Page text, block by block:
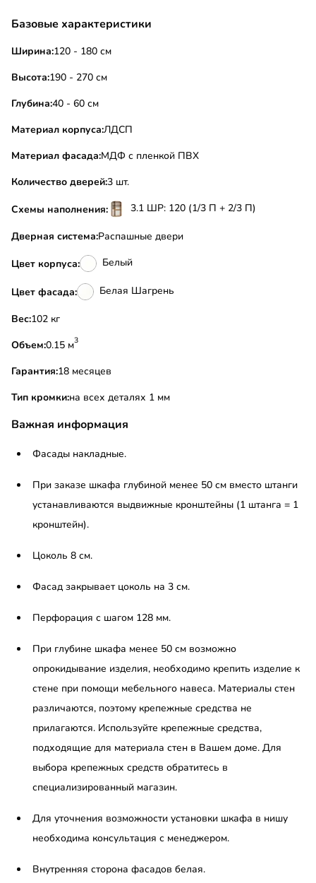
Базовые характеристики
Ширина:120 - 180 см
Высота:190 - 270 см
Глубина:40 - 60 см
Материал корпуса:ЛДСП
Материал фасада:МДФ с пленкой ПВХ
Количество дверей:3 шт.
Схемы наполнения: 3.1 ШР: 120 (1/3 П + 2/3 П)
Дверная система:Распашные двери
Цвет корпуса: Белый
Цвет фасада: Белая Шагрень
Вес:
102 кг
Объем:
0.15 м3
Гарантия:18 месяцев
Тип кромки:на всех деталях 1 мм
Важная информация
Фасады накладные.
При заказе шкафа глубиной менее 50 см вместо штанги
устанавливаются выдвижные кронштейны (1 штанга = 1
кронштейн).
Цоколь 8 см.
Фасад закрывает цоколь на 3 см.
Перфорация с шагом 128 мм.
При глубине шкафа менее 50 см возможно
опрокидывание изделия, необходимо крепить изделие к
стене при помощи мебельного навеса. Материалы стен
различаются, поэтому крепежные средства не
прилагаются. Используйте крепежные средства,
подходящие для материала стен в Вашем доме. Для
выбора крепежных средств обратитесь в
специализированный магазин.
Для уточнения возможности установки шкафа в нишу
необходима консультация с менеджером.
Внутренняя сторона фасадов белая.